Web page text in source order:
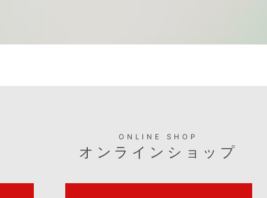
ONLINE SHOP
オンラインショップ